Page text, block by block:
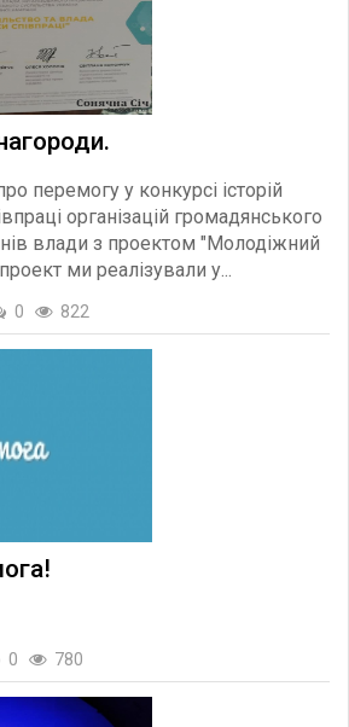
перемогу у конкурсі історій
організацій громадянського
влади з проектом "Молодіжний
ми реалізували у...
0 822
0 780